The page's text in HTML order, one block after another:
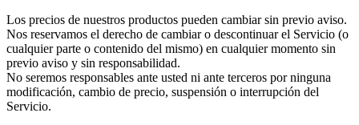
Los precios de nuestros productos pueden cambiar sin previo aviso.
Nos reservamos el derecho de cambiar o descontinuar el Servicio (o
cualquier parte o contenido del mismo) en cualquier momento sin
previo aviso y sin responsabilidad.
No seremos responsables ante usted ni ante terceros por ninguna
modificación, cambio de precio, suspensión o interrupción del
Servicio.